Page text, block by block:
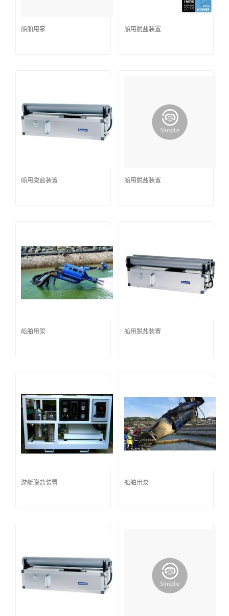
船舶用泵 船用脱盐装置
船用脱盐装置 船用脱盐装置
船舶用泵 船用脱盐装置
游艇脱盐装置 船舶用泵